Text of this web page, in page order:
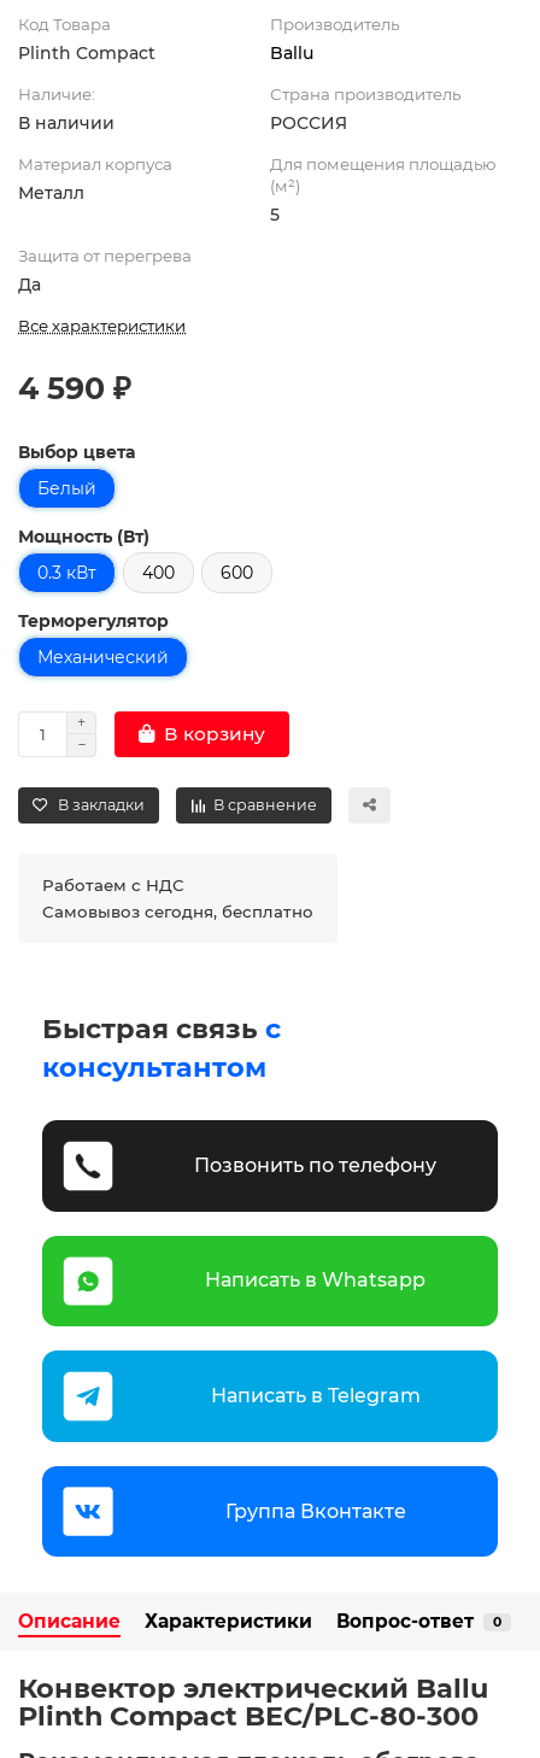
Код Товара
Plinth Compact
Производитель
Ballu
Наличие:
В наличии
Страна производитель
РОССИЯ
Материал корпуса
Металл
Для помещения площадью
(м²)
5
Защита от перегрева
Да
Все характеристики
4 590 ₽
Выбор цвета
Белый
Мощность (Вт)
0.3 кВт
400 600
Терморегулятор
Механический
В корзину
В закладки В сравнение
Работаем с НДС
Самовывоз сегодня, бесплатно
Быстрая связь с
консультантом
Позвонить по телефону
Написать в Whatsapp
Написать в Telegram
Группа Вконтакте
Описание Характеристики Вопрос-ответ 0
Конвектор электрический Ballu
Plinth Compact BEC/PLC-80-300